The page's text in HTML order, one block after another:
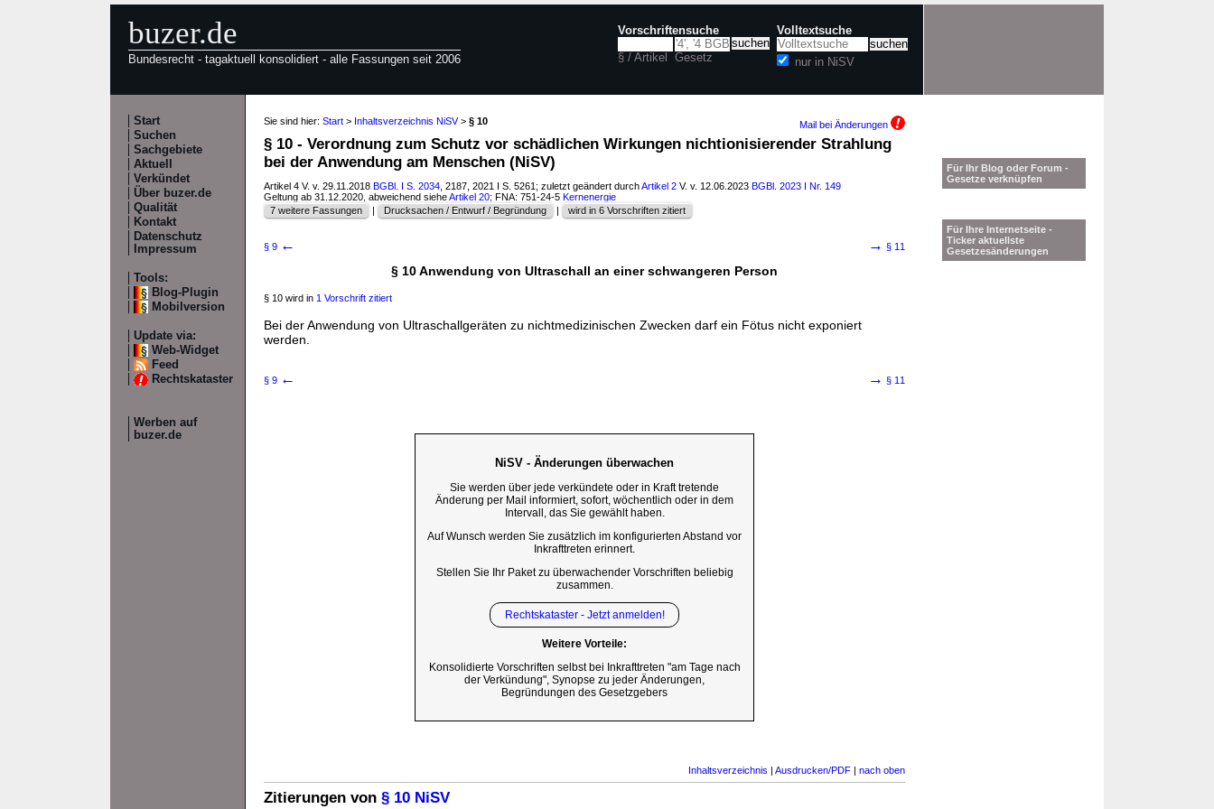
buzer.de
Bundesrecht - tagaktuell konsolidiert - alle Fassungen seit 2006
Vorschriftensuche
§ / Artikel Gesetz
Volltextsuche
nur in NiSV
Start
Suchen
Sachgebiete
Aktuell
Verkündet
Über buzer.de
Qualität
Kontakt
Datenschutz
Impressum
Tools:
Blog-Plugin
Mobilversion
Update via:
Web-Widget
Feed
Rechtskataster
Werben auf
buzer.de
Sie sind hier: Start > Inhaltsverzeichnis NiSV> § 10 Mail bei Änderungen
§ 10 - Verordnung zum Schutz vor schädlichen Wirkungen nichtionisierender Strahlung
bei der Anwendung am Menschen (NiSV)
Artikel 4 V. v. 29.11.2018 BGBl. I S. 2034 , 2187, 2021 I S. 5261; zuletzt geändert durchArtikel 2 V. v. 12.06.2023 BGBl. 2023 I Nr. 149
Geltung ab 31.12.2020, abweichend sieheArtikel 20; FNA: 751-24-5 Kernenergie
7 weitere Fassungen
| Drucksachen / Entwurf / Begründung | wird in 6 Vorschriften zitiert
§ 9 ← → § 11
§ 10 Anwendung von Ultraschall an einer schwangeren Person
§ 10 wird in 1 Vorschrift zitiert
Bei der Anwendung von Ultraschallgeräten zu nichtmedizinischen Zwecken darf ein Fötus nicht exponiert
werden.
§ 9 ← → § 11
NiSV - Änderungen überwachen
Sie werden über jede verkündete oder in Kraft tretende
Änderung per Mail informiert, sofort, wöchentlich oder in dem
Intervall, das Sie gewählt haben.
Auf Wunsch werden Sie zusätzlich im konfigurierten Abstand vor
Inkrafttreten erinnert.
Stellen Sie Ihr Paket zu überwachender Vorschriften beliebig
zusammen.
Rechtskataster - Jetzt anmelden!
Weitere Vorteile:
Konsolidierte Vorschriften selbst bei Inkrafttreten "am Tage nach
der Verkündung", Synopse zu jeder Änderungen,
Begründungen des Gesetzgebers
Inhaltsverzeichnis | Ausdrucken/PDF | nach oben
Zitierungen von § 10 NiSV
Für Ihr Blog oder Forum -
Gesetze verknüpfen
Für Ihre Internetseite -
Ticker aktuellste
Gesetzesänderungen